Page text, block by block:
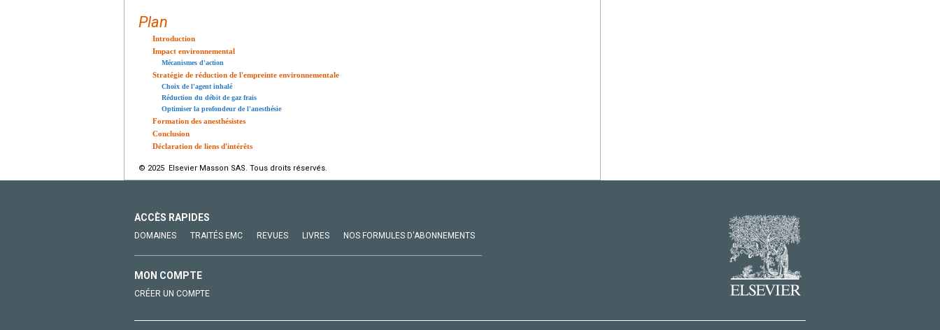
Plan
Introduction
Impact environnemental
Mécanismes d'action
Stratégie de réduction de l'empreinte environnementale
Choix de l'agent inhalé
Réduction du débit de gaz frais
Optimiser la profondeur de l'anesthésie
Formation des anesthésistes
Conclusion
Déclaration de liens d'intérêts
© 2025 Elsevier Masson SAS. Tous droits réservés.
ACCÈS RAPIDES
DOMAINES TRAITÉS EMC REVUES LIVRES NOS FORMULES D'ABONNEMENTS
MON COMPTE
CRÉER UN COMPTE